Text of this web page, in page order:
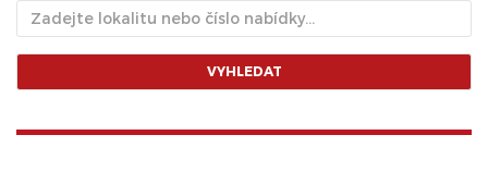
VYHLEDAT